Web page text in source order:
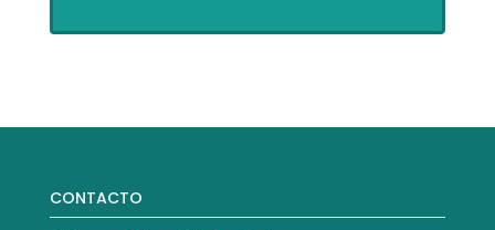
CONTACTO